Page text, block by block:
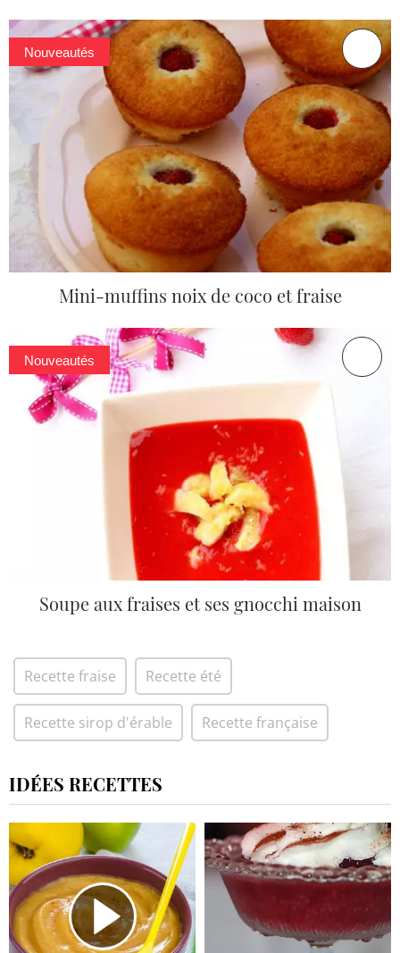
Nouveautés
Mini-muffins noix de coco et fraise
Nouveautés
Soupe aux fraises et ses gnocchi maison
Recette fraise Recette été
Recette sirop d'érable Recette française
IDÉES RECETTES